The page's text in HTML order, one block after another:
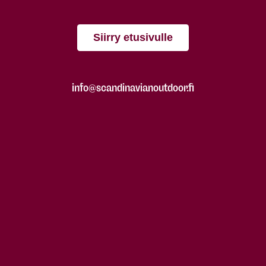
Siirry etusivulle
info@scandinavianoutdoor.fi